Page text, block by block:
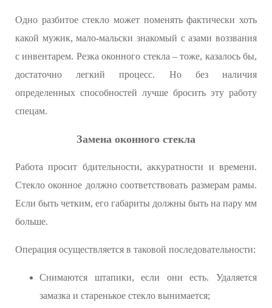
Одно разбитое стекло может поменять фактически хоть
какой мужик, мало-мальски знакомый с азами воззвания
с инвентарем. Резка оконного стекла – тоже, казалось бы,
достаточно легкий процесс. Но без наличия
определенных способностей лучше бросить эту работу
спецам.
Замена оконного стекла
Работа просит бдительности, аккуратности и времени.
Стекло оконное должно соответствовать размерам рамы.
Если быть четким, его габариты должны быть на пару мм
больше.
Операция осуществляется в таковой последовательности:
Снимаются штапики, если они есть. Удаляется
замазка и старенькое стекло вынимается;